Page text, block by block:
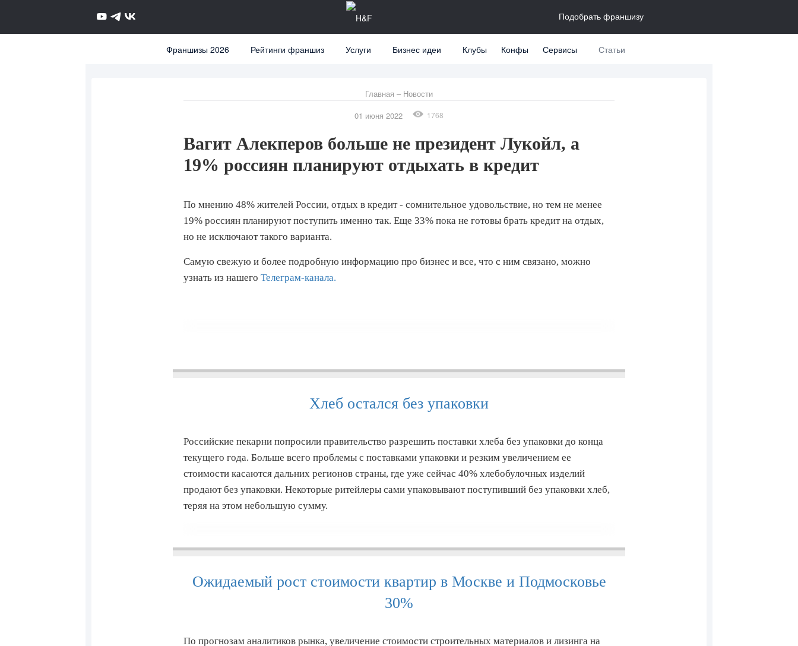
Подобрать франшизу
Франшизы 2026 Рейтинги франшиз Услуги Бизнес идеи Клубы Конфы Сервисы Статьи
Главная – Новости
01 июня 2022
1768
Вагит Алекперов больше не президент Лукойл, а
19% россиян планируют отдыхать в кредит
По мнению 48% жителей России, отдых в кредит - сомнительное удовольствие, но тем не менее
19% россиян планируют поступить именно так. Еще 33% пока не готовы брать кредит на отдых,
но не исключают такого варианта.
Самую свежую и более подробную информацию про бизнес и все, что с ним связано, можно
узнать из нашего Телеграм-канала.
Хлеб остался без упаковки
Российские пекарни попросили правительство разрешить поставки хлеба без упаковки до конца
текущего года. Больше всего проблемы с поставками упаковки и резким увеличением ее
стоимости касаются дальних регионов страны, где уже сейчас 40% хлебобулочных изделий
продают без упаковки. Некоторые ритейлеры сами упаковывают поступивший без упаковки хлеб,
теряя на этом небольшую сумму.
Ожидаемый рост стоимости квартир в Москве и Подмосковье
30%
По прогнозам аналитиков рынка, увеличение стоимости строительных материалов и лизинга на